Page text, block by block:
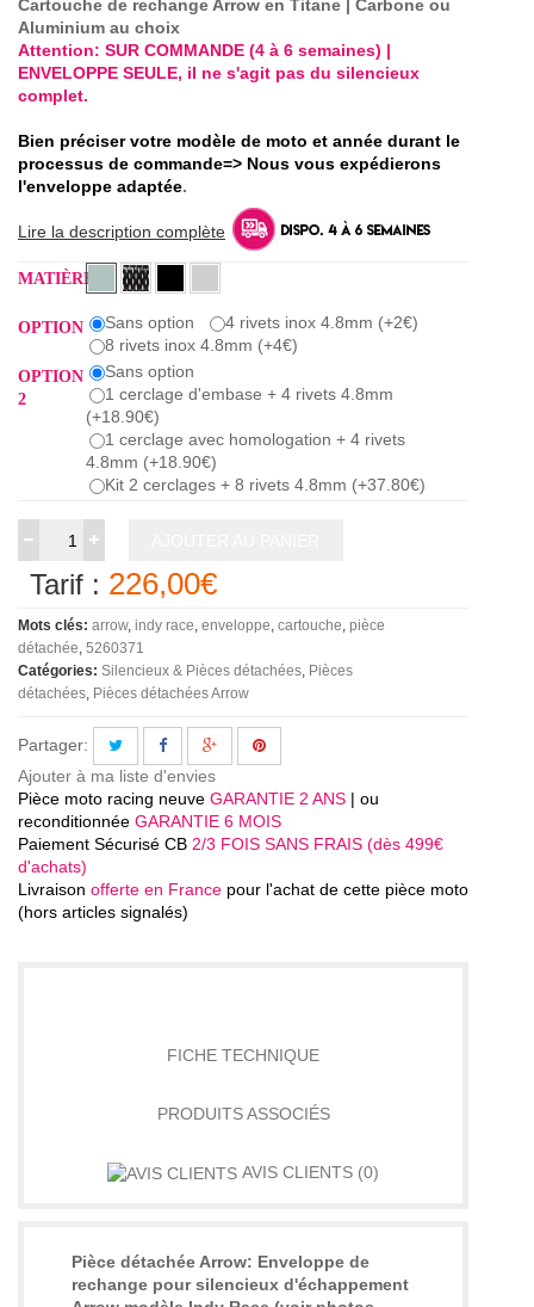
Cartouche de rechange Arrow en Titane | Carbone ou
Aluminium au choix
Attention: SUR COMMANDE (4 à 6 semaines) |
ENVELOPPE SEULE, il ne s'agit pas du silencieux
complet.
Bien préciser votre modèle de moto et année durant le
processus de commande=> Nous vous expédierons
l'enveloppe adaptée.
Lire la description complète
MATIÈRE
OPTION Sans option
4 rivets inox 4.8mm (+2€)
8 rivets inox 4.8mm (+4€)
OPTION
2
Sans option
1 cerclage d'embase + 4 rivets 4.8mm
(+18.90€)
1 cerclage avec homologation + 4 rivets
4.8mm (+18.90€)
Kit 2 cerclages + 8 rivets 4.8mm (+37.80€)
Tarif : 226,00€
Mots clés: arrow indy race enveloppe cartouche pièce
détachée 5260371
Catégories: Silencieux & Pièces détachées Pièces
détachées Pièces détachées Arrow
Partager:
Ajouter à ma liste d'envies
Pièce moto racing neuve GARANTIE 2 ANS | ou
reconditionnée GARANTIE 6 MOIS
Paiement Sécurisé CB 2/3 FOIS SANS FRAIS (dès 499€
d'achats)
Livraison offerte en France pour l'achat de cette pièce moto
(hors articles signalés)
FICHE TECHNIQUE
PRODUITS ASSOCIÉS
AVIS CLIENTS (0)
Pièce détachée Arrow: Enveloppe de
rechange pour silencieux d'échappement